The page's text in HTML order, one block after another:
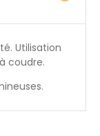
Utilisation
coudre.